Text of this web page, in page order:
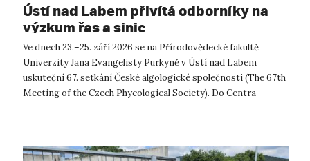
Ústí nad Labem přivítá odborníky na
výzkum řas a sinic
Ve dnech 23.–25. září 2026 se na Přírodovědecké fakultě
Univerzity Jana Evangelisty Purkyně v Ústí nad Labem
uskuteční 67. setkání České algologické společnosti (The 67th
Meeting of the Czech Phycological Society). Do Centra